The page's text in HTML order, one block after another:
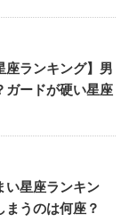
座ランキング】男
ガードが硬い星座
い星座ランキン
まうのは何座？